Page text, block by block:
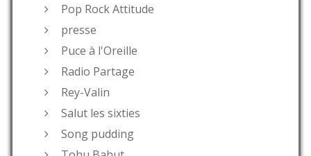
Pop Rock Attitude
presse
Puce à l'Oreille
Radio Partage
Rey-Valin
Salut les sixties
Song pudding